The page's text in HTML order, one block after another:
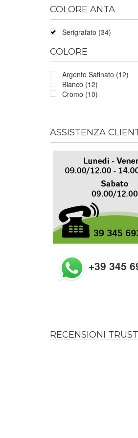
COLORE ANTA
Serigrafato (34)
COLORE
Argento Satinato (12)
Bianco (12)
Cromo (10)
ASSISTENZA
+39 345
RECENSIONI